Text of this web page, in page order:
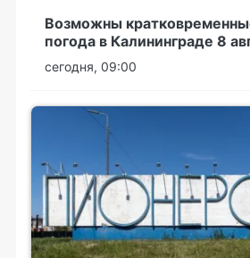
Возможны
погода в Калининграде 8
сегодня, 09:00